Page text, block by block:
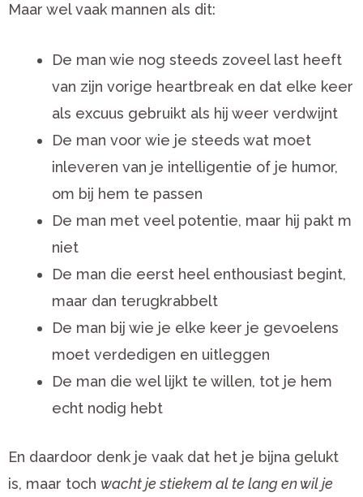
Maar wel vaak mannen als dit:
De man wie nog steeds zoveel last heeft
van zijn vorige heartbreak en dat elke keer
als excuus gebruikt als hij weer verdwijnt
De man voor wie je steeds wat moet
inleveren van je intelligentie of je humor,
om bij hem te passen
De man met veel potentie, maar hij pakt m
niet
De man die eerst heel enthousiast begint,
maar dan terugkrabbelt
De man bij wie je elke keer je gevoelens
moet verdedigen en uitleggen
De man die wel lijkt te willen, tot je hem
echt nodig hebt
En daardoor denk je vaak dat het je bijna gelukt
is, maar toch wacht je stiekem al te lang en wil je